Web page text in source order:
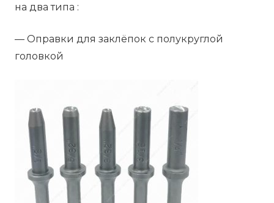
на два типа :
— Оправки для заклёпок с полукруглой
головкой